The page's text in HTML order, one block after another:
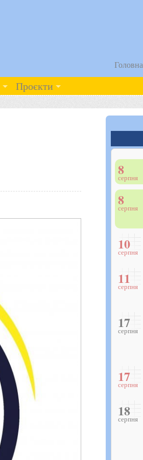
Головна
Проєкти
8
серпня
8
серпня
10
серпня
11
серпня
17
серпня
17
серпня
18
серпня